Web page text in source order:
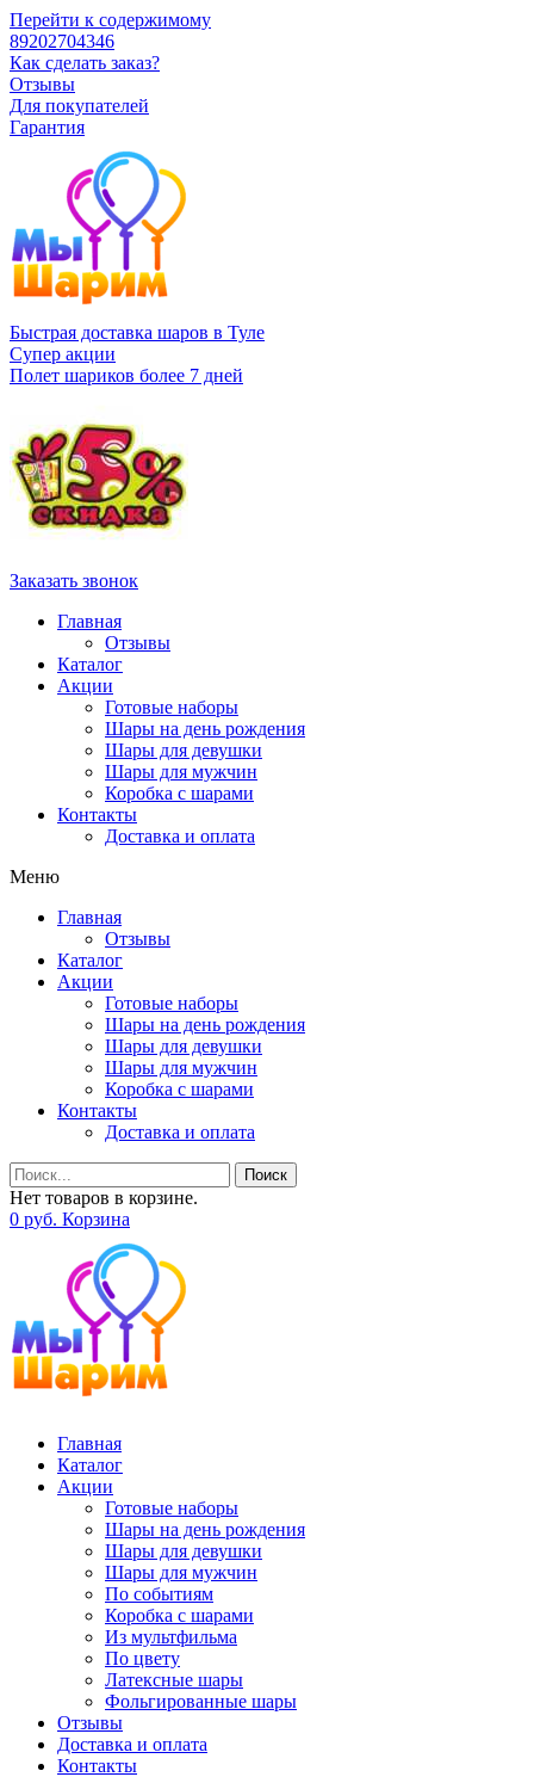
Перейти к содержимому
89202704346
Как сделать заказ?
Отзывы
Для покупателей
Гарантия
Быстрая доставка шаров в Туле
Супер акции
Полет шариков более 7 дней
Заказать звонок
Главная
Отзывы
Каталог
Акции
Готовые наборы
Шары на день рождения
Шары для девушки
Шары для мужчин
Коробка с шарами
Контакты
Доставка и оплата
Меню
Главная
Отзывы
Каталог
Акции
Готовые наборы
Шары на день рождения
Шары для девушки
Шары для мужчин
Коробка с шарами
Контакты
Доставка и оплата
Поиск
Нет товаров в корзине.
0 руб. Корзина
Главная
Каталог
Акции
Готовые наборы
Шары на день рождения
Шары для девушки
Шары для мужчин
По событиям
Коробка с шарами
Из мультфильма
По цвету
Латексные шары
Фольгированные шары
Отзывы
Доставка и оплата
Контакты